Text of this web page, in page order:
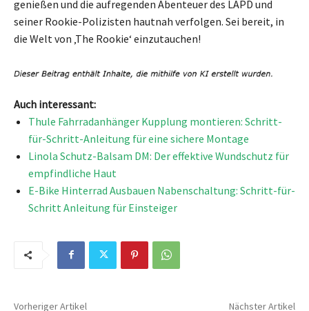
genießen und die aufregenden Abenteuer des LAPD und
seiner Rookie-Polizisten hautnah verfolgen. Sei bereit, in
die Welt von ‚The Rookie‘ einzutauchen!
Auch interessant:
Thule Fahrradanhänger Kupplung montieren: Schritt-
für-Schritt-Anleitung für eine sichere Montage
Linola Schutz-Balsam DM: Der effektive Wundschutz für
empfindliche Haut
E-Bike Hinterrad Ausbauen Nabenschaltung: Schritt-für-
Schritt Anleitung für Einsteiger
Vorheriger Artikel Nächster Artikel